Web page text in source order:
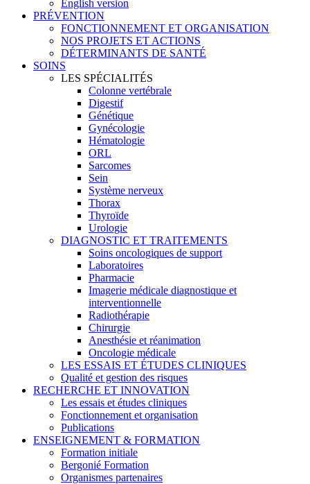
English version
PRÉVENTION
FONCTIONNEMENT ET ORGANISATION
NOS PROJETS ET ACTIONS
DÉTERMINANTS DE SANTÉ
SOINS
LES SPÉCIALITÉS
Colonne vertébrale
Digestif
Génétique
Gynécologie
Hématologie
ORL
Sarcomes
Sein
Système nerveux
Thorax
Thyroïde
Urologie
DIAGNOSTIC ET TRAITEMENTS
Soins oncologiques de support
Laboratoires
Pharmacie
Imagerie médicale diagnostique et
interventionnelle
Radiothérapie
Chirurgie
Anesthésie et réanimation
Oncologie médicale
LES ESSAIS ET ÉTUDES CLINIQUES
Qualité et gestion des risques
RECHERCHE ET INNOVATION
Les essais et études cliniques
Fonctionnement et organisation
Publications
ENSEIGNEMENT & FORMATION
Formation initiale
Bergonié Formation
Organismes partenaires